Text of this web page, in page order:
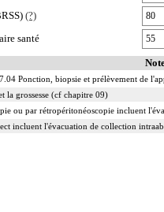
(?)
santé
Ponction, biopsie et prélèvement de
la grossesse (cf chapitre 09)
ou par rétropéritonéoscopie incluent
incluent l'évacuation de collection